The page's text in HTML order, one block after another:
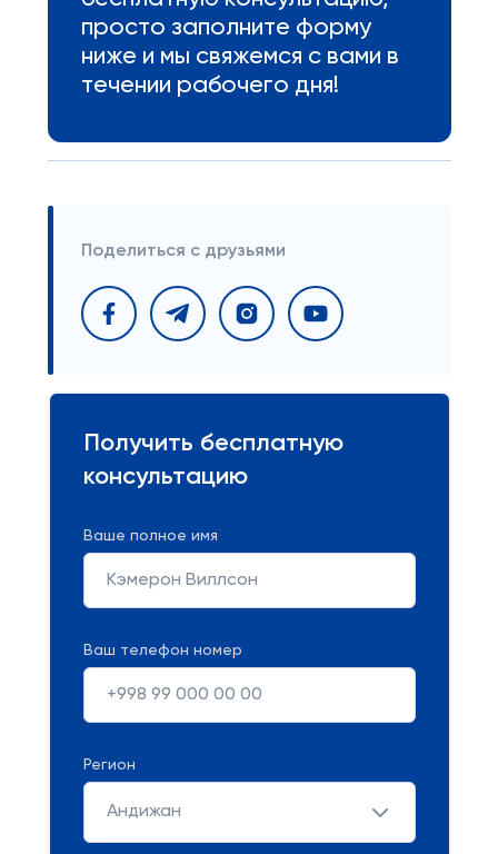
просто заполните форму
ниже и мы свяжемся с вами в
течении рабочего дня!
Поделиться с друзьями
Получить бесплатную
консультацию
Ваше полное имя
Ваш телефон номер
Регион
Андижан